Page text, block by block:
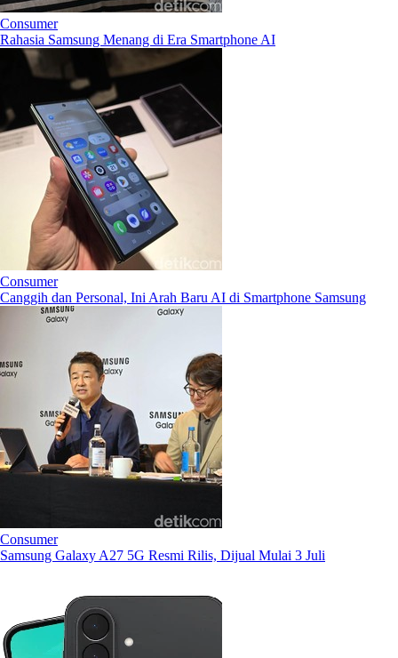
Consumer
Rahasia Samsung Menang di Era Smartphone AI
Consumer
Canggih dan Personal, Ini Arah Baru AI di Smartphone Samsung
Consumer
Samsung Galaxy A27 5G Resmi Rilis, Dijual Mulai 3 Juli